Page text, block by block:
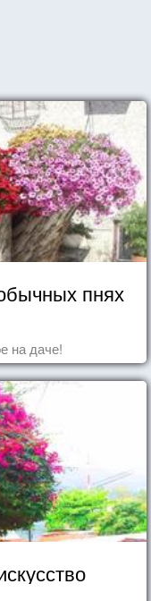
пнях
на даче!